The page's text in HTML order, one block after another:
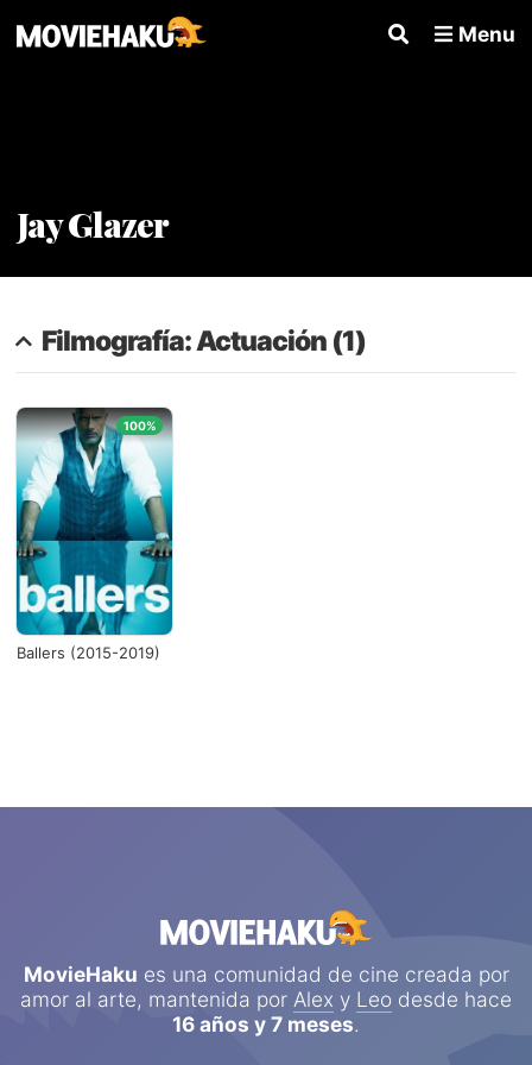
Menu
Jay Glazer
Filmografía: Actuación (1)
Ballers (2015-2019)
100%
MovieHaku es una comunidad de cine creada por
amor al arte, mantenida por Alex y Leo desde hace
16 años y 7 meses.